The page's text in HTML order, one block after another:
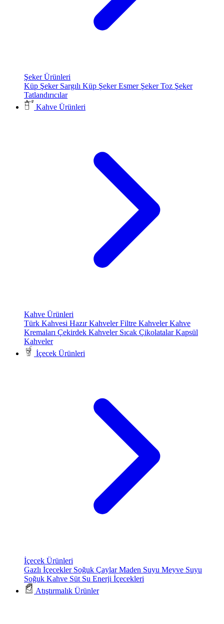
Şeker Ürünleri
Küp Şeker Sargılı Küp ŞekerEsmer ŞekerToz Şeker
Tatlandırıcılar
Kahve Ürünleri
Kahve Ürünleri
Türk Kahvesi Hazır KahvelerFiltre KahvelerKahve
Kremaları Çekirdek Kahveler Sıcak ÇikolatalarKapsül
Kahveler
İçecek Ürünleri
İçecek Ürünleri
Gazlı İçecekler Soğuk ÇaylarMaden Suyu Meyve Suyu
Soğuk Kahve Süt Su Enerji İçecekleri
Atıştırmalık Ürünler